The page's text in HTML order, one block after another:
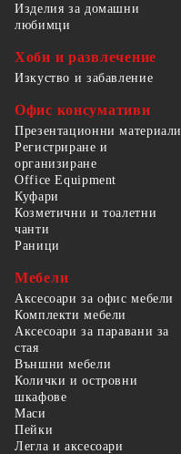
Изделия за домашни
любимци
Хоби и развлечение
Изкуство и забавление
Офис консумативи
Презентационни материали
Регистриране и
организиране
Office Equipment
Куфари
Козметични и тоалетни
чанти
Раници
Мебели
Аксесоари за офис мебели
Комплекти мебели
Аксесоари за паравани за
стая
Външни мебели
Колички и островни
шкафове
Маси
Пейки
Легла и аксесоари